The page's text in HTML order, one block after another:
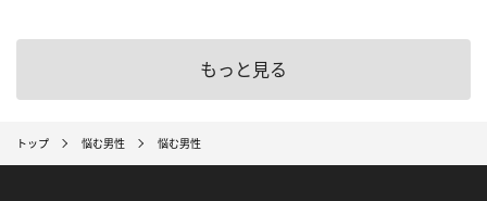
もっと見る
トップ 悩む男性 悩む男性